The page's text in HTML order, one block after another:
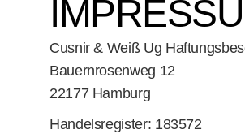
Cusnir & Weiß Ug
Bauernrosenweg 12
22177 Hamburg
Handelsregister: 183572